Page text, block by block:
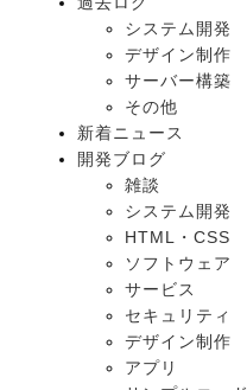
システム開発
デザイン制作
サーバー構築
その他
新着ニュース
開発ブログ
雑談
システム開発
HTML・CSS
ソフトウェア
サービス
セキュリティ
デザイン制作
アプリ